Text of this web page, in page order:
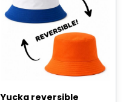
Yucka reversible